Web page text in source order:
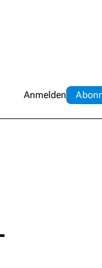
Anmelden Abo